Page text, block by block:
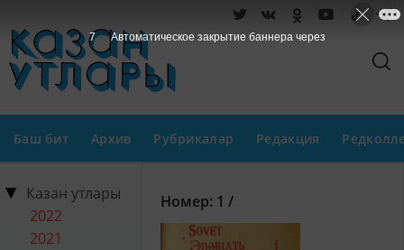
Баш бит Архив Рубрикалар Редакция
Казан утлары
2022
2021
Номер: 1 /
7 Автоматическое закрытие баннера через